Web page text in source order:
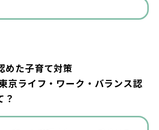
めた子育て対策
京ライフ・ワーク・バランス認
？